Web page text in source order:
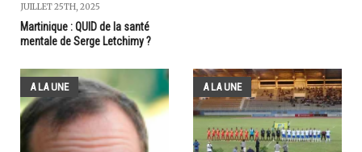
JUILLET 25TH, 2025
Martinique : QUID de la santé
mentale de Serge Letchimy ?
A LA UNE A LA UNE